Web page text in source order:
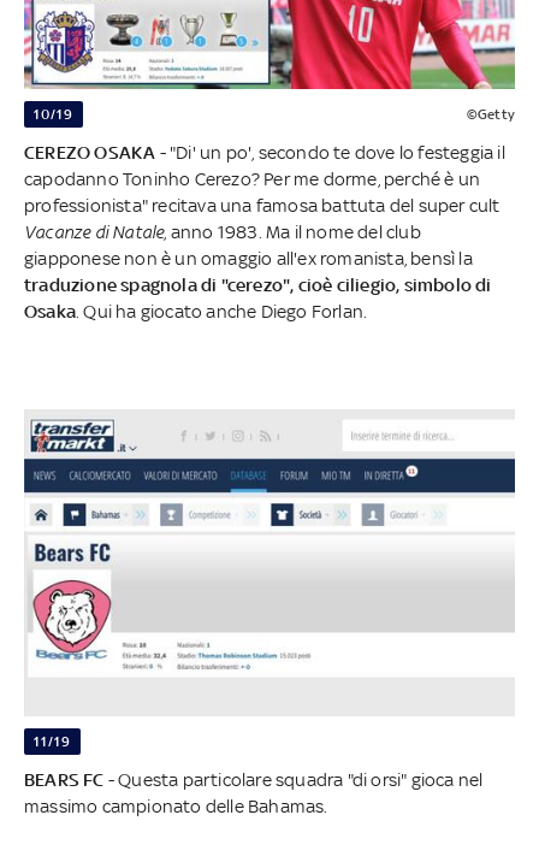
10/19 ©Getty
CEREZO OSAKA - "Di' un po', secondo te dove lo festeggia il
capodanno Toninho Cerezo? Per me dorme, perché è un
professionista" recitava una famosa battuta del super cult
Vacanze di Natale, anno 1983. Ma il nome del club
giapponese non è un omaggio all'ex romanista, bensì la
traduzione spagnola di "cerezo", cioè ciliegio, simbolo di
Osaka . Qui ha giocato anche Diego Forlan.
11/19
BEARS FC - Questa particolare squadra "di orsi" gioca nel
massimo campionato delle Bahamas.